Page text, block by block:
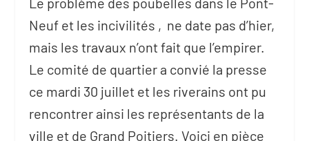
Neuf et les incivilités , ne date pas d’hier,
mais les travaux n’ont fait que l’empirer.
Le comité de quartier a convié la presse
ce mardi 30 juillet et les riverains ont pu
rencontrer ainsi les représentants de la
ville et de Grand Poitiers. Voici en pièce